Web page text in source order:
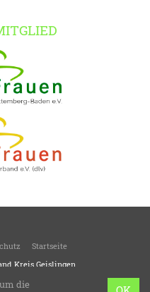
Startseite
Kreis Geislingen
die